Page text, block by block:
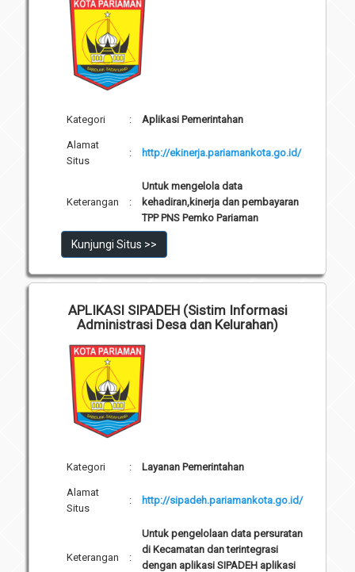
Unit Pelaksana Teknis (UPT)
Kategori : Aplikasi Pemerintahan
Alamat
Situs
: http://ekinerja.pariamankota.go.id/
Keterangan :
Untuk mengelola data
kehadiran,kinerja dan pembayaran
TPP PNS Pemko Pariaman
Kunjungi Situs >>
APLIKASI SIPADEH (Sistim Informasi
Administrasi Desa dan Kelurahan)
Kategori : Layanan Pemerintahan
Alamat
Situs
: http://sipadeh.pariamankota.go.id/
Keterangan :
Untuk pengelolaan data persuratan
di Kecamatan dan terintegrasi
dengan aplikasi SIPADEH aplikasi